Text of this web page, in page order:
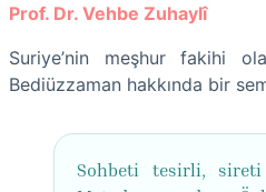
Prof. Dr. Vehbe Zuhaylî
Suriye’nin meşhur fakihi
Bediüzzaman hakkında bir
Sohbeti tesirli, sireti